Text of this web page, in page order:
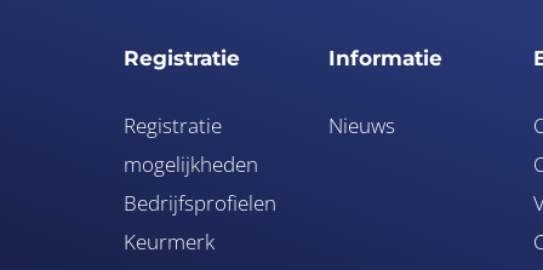
Registratie
Registratie
mogelijkheden
Bedrijfsprofielen
Keurmerk
Informatie
Nieuws